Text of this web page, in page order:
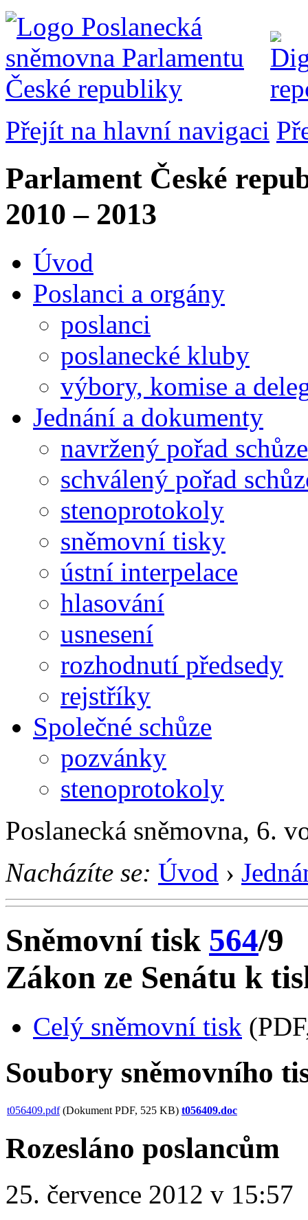
Přejít na hlavní navigaci
Parlament České
2010 – 2013
Úvod
Poslanci a orgány
poslanci
poslanecké kluby
výbory, komise a
Jednání a dokumenty
navržený pořad schůze
schválený pořad
stenoprotokoly
sněmovní tisky
ústní interpelace
hlasování
usnesení
rozhodnutí předsedy
rejstříky
Společné schůze
pozvánky
stenoprotokoly
Poslanecká sněmovna, 6.
Nacházíte se: Úvod ›
Sněmovní tisk 564/9
Zákon ze Senátu k
Celý sněmovní tisk
Soubory sněmovního
t056409.pdf(Dokument PDF, 525 KB) t056409.doc
Rozesláno poslancům
25. července 2012 v 15:57